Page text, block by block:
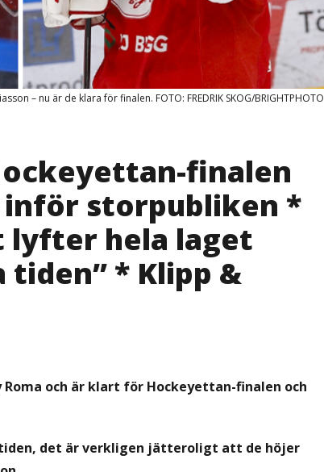
– nu är de klara för finalen. FOTO: FREDRIK SKOG/BRIGHTPHOTO
finalen
storpubliken *
lyfter hela laget
tiden” * Klipp &
och är klart för Hockeyettan-finalen och
det är verkligen jätteroligt att de höjer